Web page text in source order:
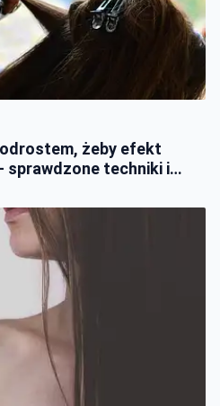
żeby efekt
sprawdzone techniki i